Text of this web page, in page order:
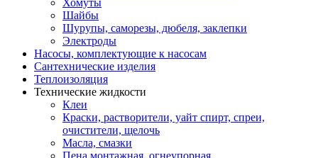
Хомуты
Шайбы
Шурупы, саморезы, дюбеля, заклепки
Электроды
Насосы, комплектующие к насосам
Сантехнические изделия
Теплоизоляция
Технические жидкости
Клеи
Краски, растворители, уайт спирт, спреи,
очистители, щелочь
Масла, смазки